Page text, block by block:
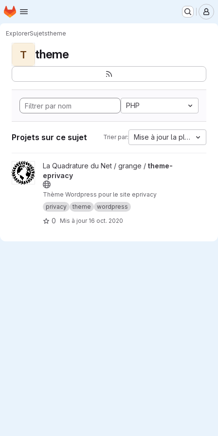
Passer au contenu principal
Page d'accueil
ExplorerSujetstheme
T theme
PHP
Projets sur ce sujet Trier par: Mise à jour la plus
Afficher le projet theme-eprivacy
La Quadrature du Net / grange / theme-
eprivacy
Thème Wordpress pour le site eprivacy
privacy
theme wordpress
0 Mis à jour 16 oct. 2020